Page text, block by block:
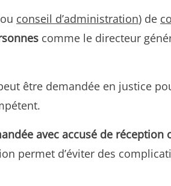
conseil d’administration) de
comme le directeur
être demandée en justice
avec accusé de réception
permet d’éviter des